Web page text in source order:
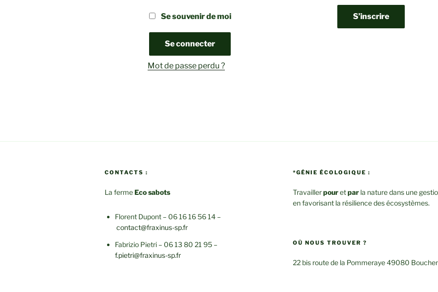
Se souvenir de moi
Se connecter
Mot de passe perdu ?
S’inscrire
CONTACTS :
La fermeEco sabots
Florent Dupont – 06 16 16 56 14 –
contact@fraxinus-sp.fr
Fabrizio Pietri – 06 13 80 21 95 –
f.pietri@fraxinus-sp.fr
*GÉNIE ÉCOLOGIQUE :
Travaillerpouretparla nature dans une
en favorisant la résilience des écosystèmes.
OÙ NOUS TROUVER ?
22 bis route de la Pommeraye 49080